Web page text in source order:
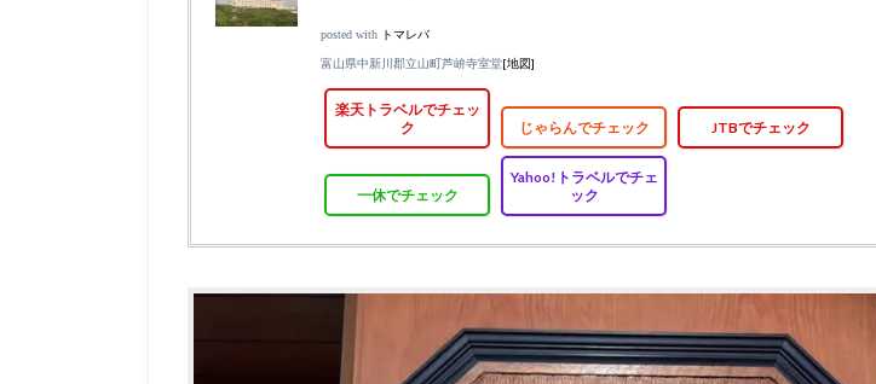
posted with トマレバ
富山県中新川郡立山町芦峅寺室堂[地図]
楽天トラベルでチェッ
ク
じゃらんでチェック JTBでチェック
一休でチェック
Yahoo!トラベルでチェ
ック